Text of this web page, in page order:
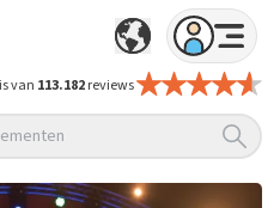
van 113.182reviews